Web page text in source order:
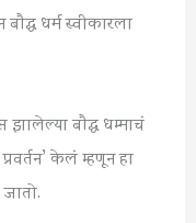
धर्म स्वीकारला
झालेल्या बौद्ध धम्माचं
केलं म्हणून हा